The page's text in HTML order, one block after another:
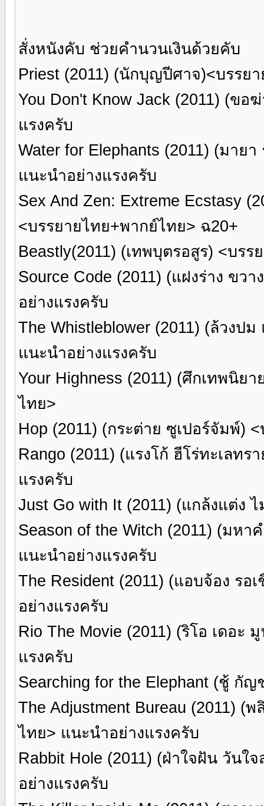
สั่งหนังคับ ช่วยคำนวนเงินด้วยคับ
Priest (2011) (นักบุญปีศาจ)<บรรย
You Don't Know Jack (2011) (ข
แรงครับ
Water for Elephants (2011) (มาย
แนะนำอย่างแรงครับ
Sex And Zen: Extreme Ecstasy
<บรรยายไทย+พากย์ไทย> ฉ20+
Beastly(2011) (เทพบุตรอสูร) <บร
Source Code (2011) (แฝงร่าง ขว
อย่างแรงครับ
The Whistleblower (2011) (ล้วงป
แนะนำอย่างแรงครับ
Your Highness (2011) (ศึกเทพนิย
ไทย>
Hop (2011) (กระต่าย ซูเปอร์จัมพ์)
Rango (2011) (แรงโก้ ฮีโร่ทะเลท
แรงครับ
Just Go with It (2011) (แกล้งแต่ง
Season of the Witch (2011) (มห
แนะนำอย่างแรงครับ
The Resident (2011) (แอบจ้อง ร
อย่างแรงครับ
Rio The Movie (2011) (ริโอ เดอะ
แรงครับ
Searching for the Elephant (ชู้ กั
The Adjustment Bureau (2011) (
ไทย> แนะนำอย่างแรงครับ
Rabbit Hole (2011) (ฝ่าใจฝัน วันใ
อย่างแรงครับ